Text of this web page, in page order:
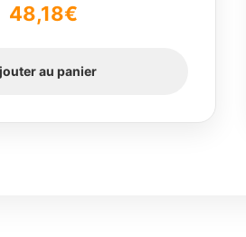
sur 5
48,18€
au panier